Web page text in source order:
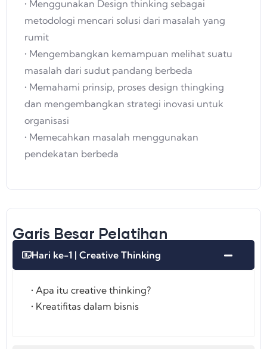
• Menggunakan Design thinking sebagai
metodologi mencari solusi dari masalah yang
rumit
• Mengembangkan kemampuan melihat suatu
masalah dari sudut pandang berbeda
• Memahami prinsip, proses design thingking
dan mengembangkan strategi inovasi untuk
organisasi
• Memecahkan masalah menggunakan
pendekatan berbeda
Garis Besar Pelatihan
Hari ke-1 | Creative Thinking
• Apa itu creative thinking?
• Kreatifitas dalam bisnis